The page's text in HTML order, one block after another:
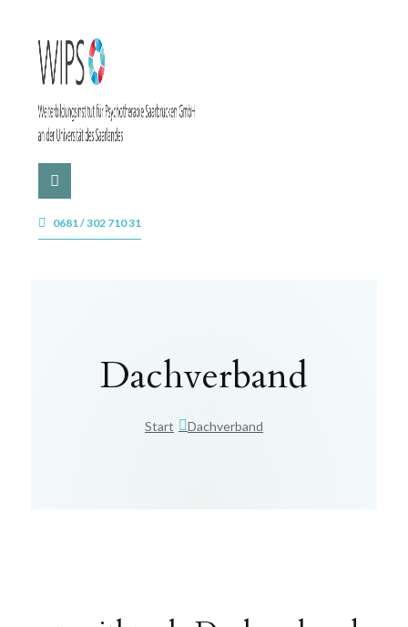
0681 / 302 710 31
Dachverband
Start Dachverband